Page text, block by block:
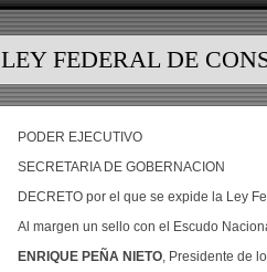
LEY FEDERAL DE
PODER EJECUTIVO
SECRETARIA DE GOBERNACION
DECRETO por el que se expide la Ley
Al margen un sello con el Escudo
ENRIQUE PEÑA NIETO, Presidente de